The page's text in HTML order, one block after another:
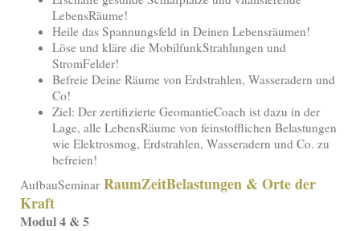
LebensRäume!
Heile das Spannungsfeld in Deinen Lebensräumen!
Löse und kläre die MobilfunkStrahlungen und
StromFelder!
Befreie Deine Räume von Erdstrahlen, Wasseradern und
Co!
Ziel: Der zertifizierte GeomantieCoach ist dazu in der
Lage, alle LebensRäume von feinstofflichen Belastungen
wie Elektrosmog, Erdstrahlen, Wasseradern und Co. zu
befreien!
AufbauSeminar RaumZeitBelastungen & Orte der
Kraft
Modul 4 & 5